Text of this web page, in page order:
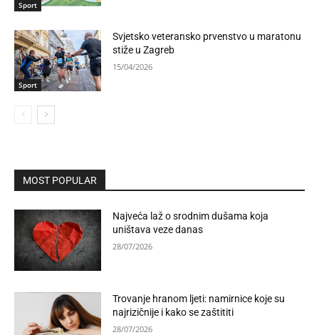
Sport
Sport
Svjetsko veteransko prvenstvo u maratonu
stiže u Zagreb
15/04/2026
MOST POPULAR
Najveća laž o srodnim dušama koja
uništava veze danas
28/07/2026
Trovanje hranom ljeti: namirnice koje su
najrizičnije i kako se zaštititi
28/07/2026